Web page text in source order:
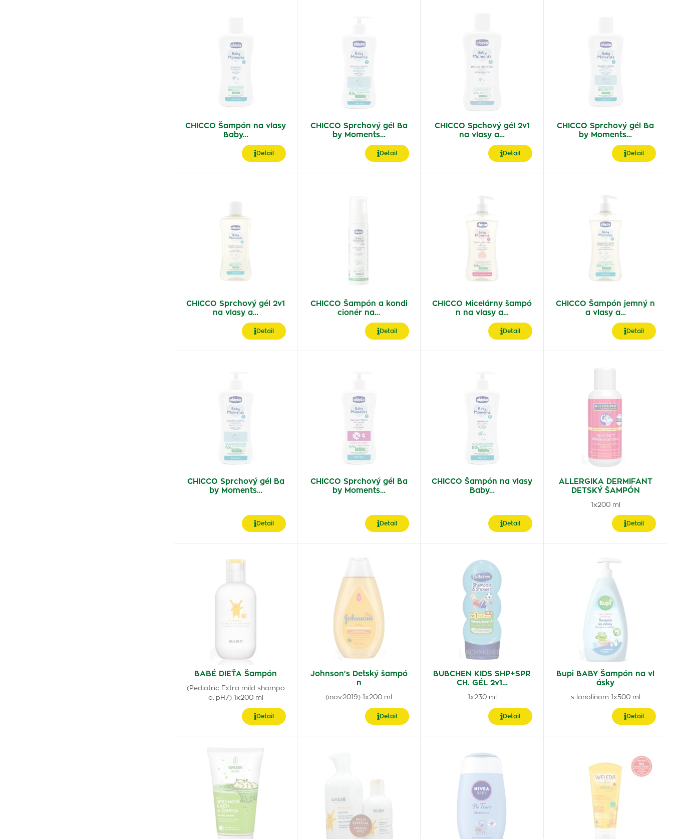
CHICCO Šampón na vlasy
Baby…
Detail
CHICCO Sprchový gél Ba
by Moments…
Detail
CHICCO Spchový gél 2v1
na vlasy a…
Detail
CHICCO Sprchový gél Ba
by Moments…
Detail
CHICCO Sprchový gél 2v1
na vlasy a…
Detail
CHICCO Šampón a kondi
cionér na…
Detail
CHICCO Micelárny šampó
n na vlasy a…
Detail
CHICCO Šampón jemný n
a vlasy a…
Detail
CHICCO Sprchový gél Ba
by Moments…
Detail
CHICCO Sprchový gél Ba
by Moments…
Detail
CHICCO Šampón na vlasy
Baby…
Detail
ALLERGIKA DERMIFANT
DETSKÝ ŠAMPÓN
1x200 ml
Detail
BABÉ DIEŤA Šampón
(Pediatric Extra mild shampo
o, pH7) 1x200 ml
Detail
Johnson's Detský šampó
n
(inov.2019) 1x200 ml
Detail
BUBCHEN KIDS SHP+SPR
CH. GÉL 2v1…
1x230 ml
Detail
Bupi BABY Šampón na vl
ásky
s lanolínom 1x500 ml
Detail